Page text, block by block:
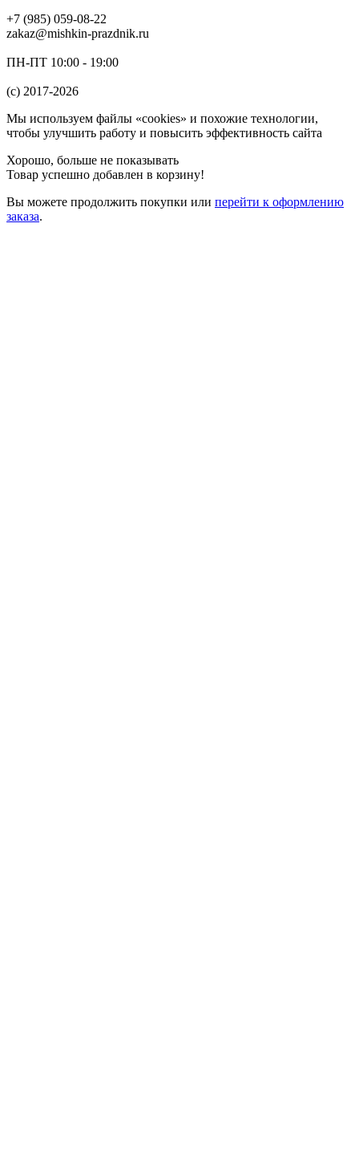
+7 (985) 059-08-22
zakaz@mishkin-prazdnik.ru
ПН-ПТ 10:00 - 19:00
(c) 2017-2026
Мы используем файлы «cookies» и похожие технологии,
чтобы улучшить работу и повысить эффективность сайта
Хорошо, больше не показывать
Товар успешно добавлен в корзину!
Вы можете продолжить покупки или перейти к оформлению
заказа.